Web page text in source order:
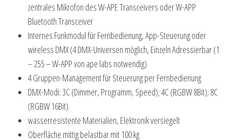
zentrales Mikrofon des W-APE Transceivers oder W-APP
Bluetooth Transceiver
Internes Funkmodul für Fernbedienung, App-Steuerung oder
wireless DMX (4 DMX-Universen möglich, Einzeln Adressierbar (1
– 255 – W-APP von ape labs notwendig)
4 Gruppen-Management für Steuerung per Fernbedienung
DMX-Modi: 3C (Dimmer, Programm, Speed); 4C (RGBW 8Bit); 8C
(RGBW 16Bit)
wasserresistente Materialien, Elektronik versiegelt
Oberfläche mittig belastbar mit 100 kg